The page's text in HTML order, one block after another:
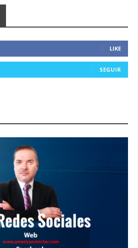
LIKE
SEGUIR